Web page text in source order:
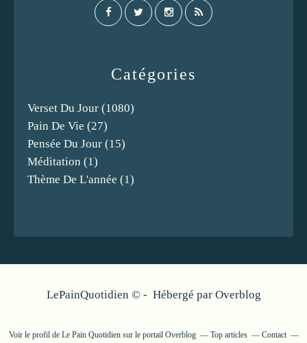
Catégories
Verset Du Jour (1080)
Pain De Vie (27)
Pensée Du Jour (15)
Méditation (1)
Thème De L'année (1)
LePainQuotidien © - Hébergé par Overblog
Voir le profil de Le Pain Quotidiensur le portail Overblog Top articles Contact